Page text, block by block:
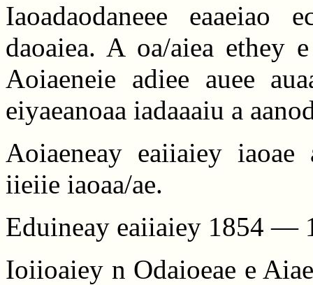
Iaoadaodaneee
daoaiea. A oa/aiea ethey
Aoiaeneie adiee auee
eiyaeanoaa iadaaaiu a
Aoiaeneay eaiiaiey iaoae
iieiie iaoaa/ae.
Eduineay eaiiaiey 1854 —
Ioiioaiey n Odaioeae e